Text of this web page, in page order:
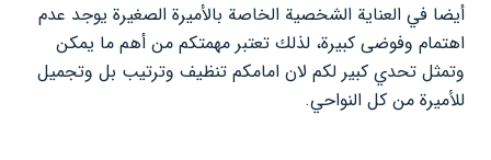
أيضا في العناية الشخصية الخاصة بالأميرة الصغيرة يوجد عدم
اهتمام وفوضى كبيرة، لذلك تعتبر مهمتكم من أهم ما يمكن
وتمثل تحدي كبير لكم لان امامكم تنظيف وترتيب بل وتجميل
للأميرة من كل النواحي.